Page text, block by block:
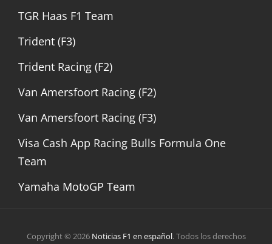
TGR Haas F1 Team
Trident (F3)
Trident Racing (F2)
Van Amersfoort Racing (F2)
Van Amersfoort Racing (F3)
Visa Cash App Racing Bulls Formula One
Team
Yamaha MotoGP Team
Copyright © 2026 Noticias F1 en español. Todos los derechos